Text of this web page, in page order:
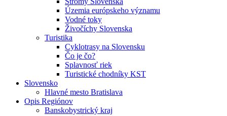
Územia európskeho významu
Vodné toky
Živočíchy Slovenska
Turistika
Cyklotrasy na Slovensku
Čo je čo?
Splavnosť riek
Turistické chodníky KST
Slovensko
Hlavné mesto Bratislava
Opis Regiónov
Banskobystrický kraj